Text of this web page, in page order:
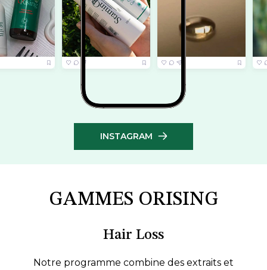
INSTAGRAM
GAMMES ORISING
Hair Loss
Notre programme combine des extraits et